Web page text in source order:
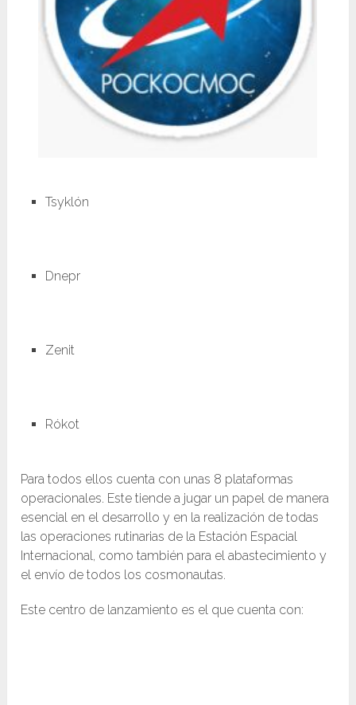
Tsyklón
Dnepr
Zenit
Rókot
Para todos ellos cuenta con unas 8 plataformas
operacionales. Este tiende a jugar un papel de manera
esencial en el desarrollo y en la realización de todas
las operaciones rutinarias de la Estación Espacial
Internacional, como también para el abastecimiento y
el envío de todos los cosmonautas.
Este centro de lanzamiento es el que cuenta con: